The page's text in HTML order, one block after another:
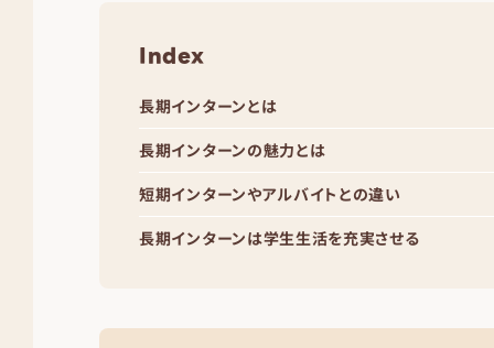
Index
長期インターンとは
長期インターンの魅力とは
短期インターンやアルバイトとの違い
長期インターンは学生生活を充実させる